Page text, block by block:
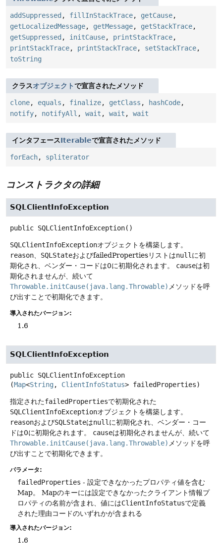
addSuppressed , fillInStackTrace, getCause,
getLocalizedMessage, getMessage, getStackTrace,
getSuppressed , initCause, printStackTrace,
printStackTrace, printStackTrace, setStackTrace,
toString
クラスオブジェクトで宣言されたメソッド
clone, equals , finalize, getClass , hashCode,
notify, notifyAll , wait , wait , wait
インタフェースIterableで宣言されたメソッド
forEach, spliterator
コンストラクタの詳細
SQLClientInfoException
public SQLClientInfoException()
SQLClientInfoExceptionオブジェクトを構築します。
reason
SQLStateおよびfailedPropertiesリストはnull に初
期化され、ベンダー・コードは0に初期化されます。
causeは初
期化されませんが、続いて
Throwable.initCause(java.lang.Throwable) メソッドを呼
び出すことで初期化できます。
導入されたバージョン:
1.6
SQLClientInfoException
public SQLClientInfoException
(Map<String, ClientInfoStatus> failedProperties)
指定されたfailedPropertiesで初期化された
SQLClientInfoExceptionオブジェクトを構築します。
reasonおよびSQLStateはnullに初期化され、ベンダー・コー
ドは0に初期化されます。
causeは初期化されませんが、続いて
Throwable.initCause(java.lang.Throwable) メソッドを呼
び出すことで初期化できます。
パラメータ:
failedProperties - 設定できなかったプロパティ値を含む
Map。
Mapのキーには設定できなかったクライアント情報プ
ロパティの名前が含まれ、値にはClientInfoStatusで定義
された理由コードのいずれかが含まれる
導入されたバージョン:
1.6